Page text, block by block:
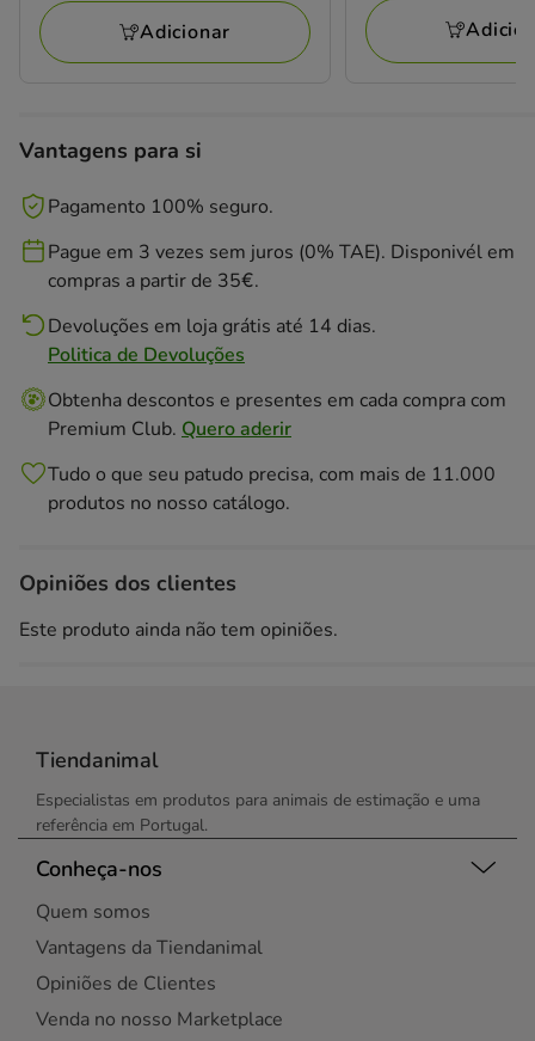
16.99€
Adicionar
Vantagens para si
Pagamento 100% seguro.
Pague em 3 vezes sem juros (0% TAE). Disponivél em
compras a partir de 35€.
Devoluções em loja grátis até 14 dias.
Politica de Devoluções
Obtenha descontos e presentes em cada compra com
Premium Club. Quero aderir
Tudo o que seu patudo precisa, com mais de 11.000
produtos no nosso catálogo.
Opiniões dos clientes
Este produto ainda não tem opiniões.
Tiendanimal
Especialistas em produtos para animais de estimação e uma
referência em Portugal.
Conheça-nos
Quem somos
Vantagens da Tiendanimal
Opiniões de Clientes
Venda no nosso Marketplace